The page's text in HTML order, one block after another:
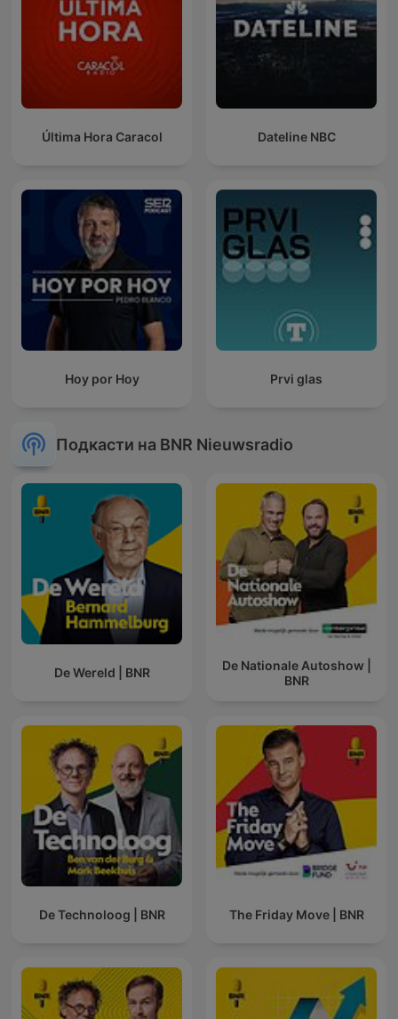
Última Hora Caracol Dateline NBC
Hoy por Hoy Prvi glas
Подкасти на BNR Nieuwsradio
De Wereld | BNR
De Nationale Autoshow |
BNR
De Technoloog | BNR The Friday Move | BNR